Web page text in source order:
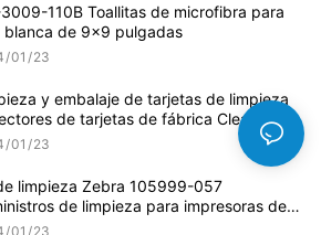
3009-110B Toallitas de microfibra para
blanca de 9x9 pulgadas
01 23
y embalaje de tarjetas de limpieza
de tarjetas de fábrica Cleanmo
01 23
limpieza Zebra 105999-057
de limpieza para impresoras de
01 23